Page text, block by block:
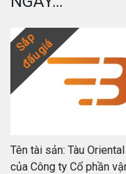
Sắp
đấu giá
Tên tài sản: Tàu
của Công ty Cổ phần